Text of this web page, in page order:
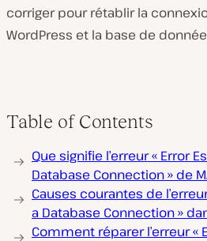
corriger pour rétablir la
WordPress et la base de
Table of Contents
Que signifie l’erreur « Error
Database Connection » de
Causes courantes de
a Database Connection »
Comment réparer l’erreur «